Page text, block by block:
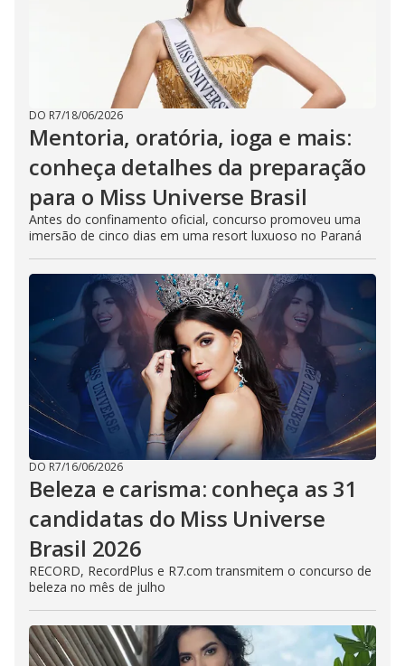
DO R7/18/06/2026
Mentoria, oratória, ioga e mais:
conheça detalhes da preparação
para o Miss Universe Brasil
Antes do confinamento oficial, concurso promoveu uma
imersão de cinco dias em uma resort luxuoso no Paraná
DO R7/16/06/2026
Beleza e carisma: conheça as 31
candidatas do Miss Universe
Brasil 2026
RECORD, RecordPlus e R7.com transmitem o concurso de
beleza no mês de julho